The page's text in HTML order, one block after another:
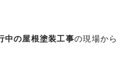
中の屋根塗装工事の現場から